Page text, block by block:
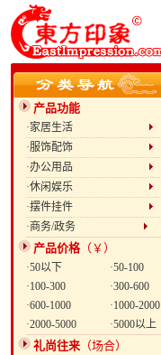
产品功能
·家居生活
·服饰配饰
·办公用品
·休闲娱乐
·摆件挂件
·商务/政务
产品价格（￥）
·50以下
·50-100
·100-300
·300-600
·600-1000
·1000-2000
·2000-5000
·5000以上
礼尚往来 （场合）